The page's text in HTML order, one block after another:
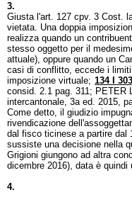
3.
Giusta l'art. 127 cpv. 3 Cost.
vietata. Una doppia
realizza quando un
stesso oggetto per il
attuale), oppure quando un
casi di conflitto, eccede i
imposizione virtuale; 134 I 303
consid. 2.1 pag. 311; PETER
intercantonale, 3a ed. 2015,
Come detto, il giudizio
rivendicazione
dal fisco ticinese a partire dal
sussiste una decisione nella
Grigioni giungono ad altra
dicembre 2016), data è
4.